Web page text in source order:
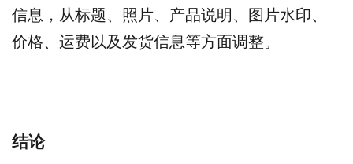
信息，从标题、照片、产品说明、图片水印、
价格、运费以及发货信息等方面调整。
结论